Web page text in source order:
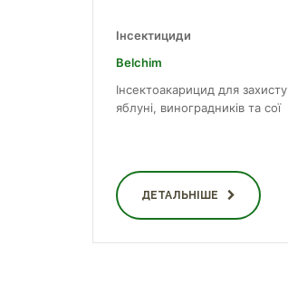
Інсектициди
Belchim
Інсектоакарицид для захисту
яблуні, виноградників та сої
ДЕТАЛЬНІШЕ